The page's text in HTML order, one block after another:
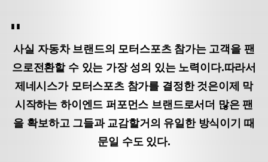
사실 자동차 브랜드의 모터스포츠 참가는 고객을 팬
으로전환할 수 있는 가장 성의 있는 노력이다.따라서
제네시스가 모터스포츠 참가를 결정한 것은이제 막
시작하는 하이엔드 퍼포먼스 브랜드로서 더 많은 팬
을 확보하고 그들과 교감할거의 유일한 방식이기 때
문일 수도 있다.